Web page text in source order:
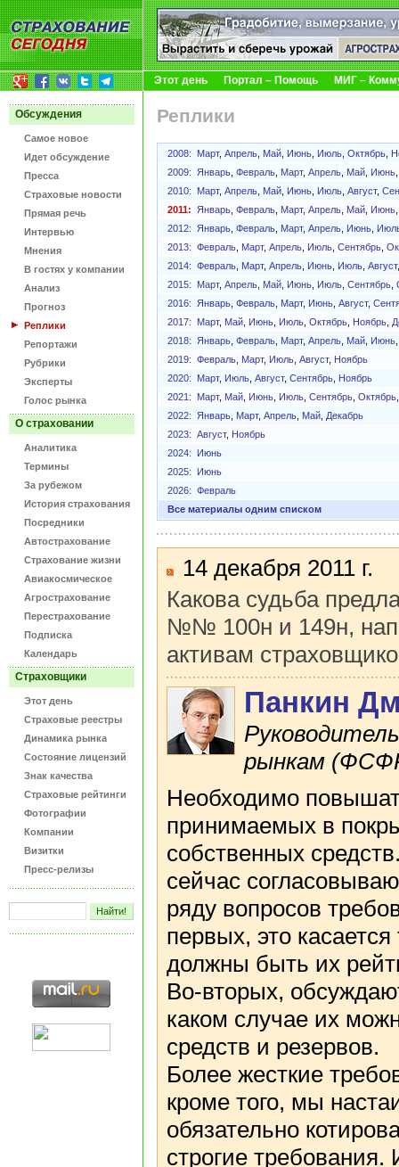
Этот день Портал – Помощь МИГ –
Обсуждения
Самое новое
Идет обсуждение
Пресса
Страховые новости
Прямая речь
Интервью
Мнения
В гостях у компании
Анализ
Прогноз
Реплики
Репортажи
Рубрики
Эксперты
Голос рынка
О страховании
Аналитика
Термины
За рубежом
История страхования
Посредники
Автострахование
Страхование жизни
Авиакосмическое
Агрострахование
Перестрахование
Подписка
Календарь
Страховщики
Этот день
Страховые реестры
Динамика рынка
Состояние лицензий
Знак качества
Страховые рейтинги
Фотографии
Компании
Визитки
Пресс-релизы
Реплики
2008: Март, Апрель Май Июнь Июль Октябрь
2009:
Январь Февраль Март, Апрель Май Июнь
2010:
Март, Апрель Май Июнь Июль Август,
2011:
Январь Февраль Март, Апрель Май Июнь
2012:
Январь Февраль Март, Апрель Июнь
2013: Февраль Март, Апрель Июль Сентябрь
2014: Февраль Март, Апрель Июнь Июль Август
2015:
Март, Апрель Май Июнь Июль Сентябрь
2016:
Январь Февраль Март, Июнь Август,
2017:
Март, Май Июнь Июль Октябрь Ноябрь
2018:
Январь Февраль Март, Апрель Май Июнь
2019: Февраль Март, Июль Август, Ноябрь
2020:
Март, Июль Август, Сентябрь
Ноябрь
2021:
Март, Май Июнь Июль Сентябрь Октябрь
2022:
Январь Март, Апрель Май Декабрь
2023: Август, Ноябрь
2024:
Июнь
2025:
Июнь
2026: Февраль
Все материалы одним списком
14 декабря 2011 г.
Какова судьба
№№ 100н и 149н,
активам
Панкин
рынкам
Необходимо
принимаемых в
собственных
сейчас
ряду вопросов
первых, это касается
должны быть их
Во-вторых,
каком случае их
средств и резервов.
Более жесткие
кроме того, мы
обязательно
строгие требования.